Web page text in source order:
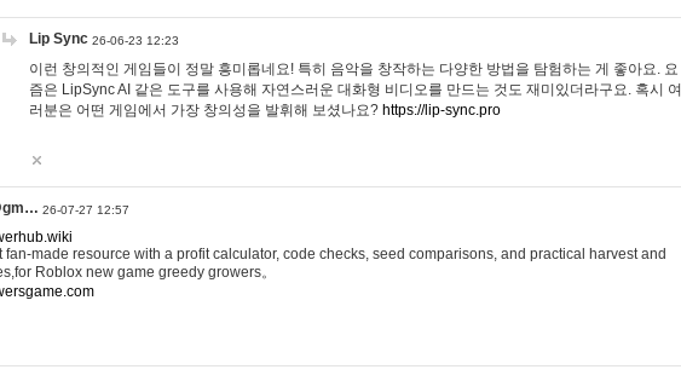
Lip Sync 26-06-23 12:23
이런 창의적인 게임들이 정말 흥미롭네요! 특히 음악을 창작하는 다양한 방법을 탐험하는 게 좋아요. 요
즘은 LipSync AI 같은 도구를 사용해 자연스러운 대화형 비디오를 만드는 것도 재미있더라구요. 혹시 여
러분은 어떤 게임에서 가장 창의성을 발휘해 보셨나요? https://lip-sync.pro
26-07-27 12:57
made resource with a profit calculator, code checks, seed comparisons, and practical harvest and
Roblox new game greedy growers。